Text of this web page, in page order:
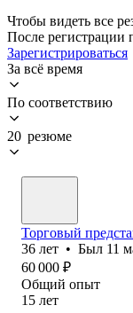
Чтобы видеть все
После регистрации
Зарегистрироваться
За всё время
По соответствию
20 резюме
Торговый
36 лет • Был 11
60 000 ₽
Общий опыт
15 лет